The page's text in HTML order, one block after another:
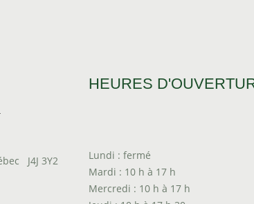
J4J 3Y2
HEURES
Lundi : fermé
Mardi : 10 h à 17 h
Mercredi : 10 h à 17 h